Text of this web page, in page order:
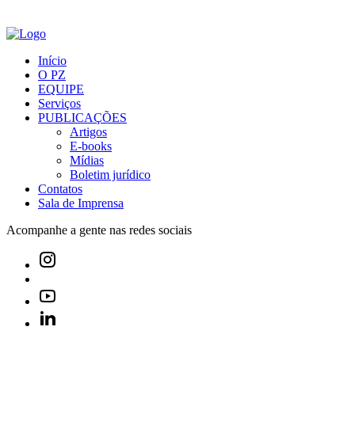
Início
O PZ
EQUIPE
Serviços
PUBLICAÇÕES
Artigos
E-books
Mídias
Boletim jurídico
Contatos
Sala de Imprensa
Acompanhe a gente nas redes sociais